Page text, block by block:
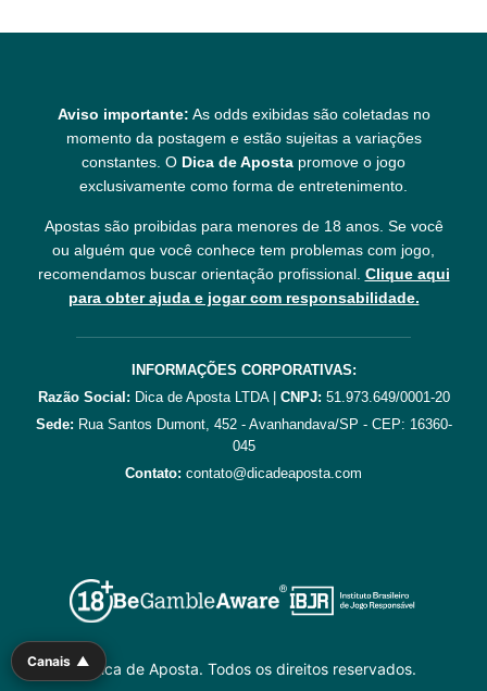
Aviso importante: As odds exibidas são coletadas no
momento da postagem e estão sujeitas a variações
constantes. O Dica de Aposta promove o jogo
exclusivamente como forma de entretenimento.
Apostas são proibidas para menores de 18 anos. Se você
ou alguém que você conhece tem problemas com jogo,
recomendamos buscar orientação profissional. Clique aqui
para obter ajuda e jogar com responsabilidade.
INFORMAÇÕES CORPORATIVAS:
Razão Social: Dica de Aposta LTDA | CNPJ: 51.973.649/0001-20
Sede: Rua Santos Dumont, 452 - Avanhandava/SP - CEP: 16360-
045
Contato: contato@dicadeaposta.com
© Dica de Aposta. Todos os direitos reservados.
Canais ▲